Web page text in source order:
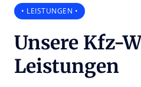
• LEISTUNGEN •
Unsere Kfz-